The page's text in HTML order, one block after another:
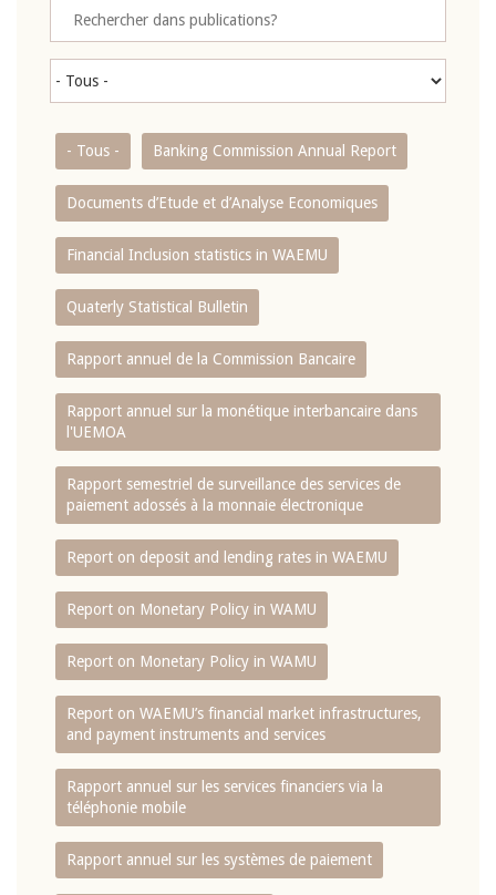
- Tous - Banking Commission Annual Report
Documents d’Etude et d’Analyse Economiques
Financial Inclusion statistics in WAEMU
Quaterly Statistical Bulletin
Rapport annuel de la Commission Bancaire
Rapport annuel sur la monétique interbancaire dans
l'UEMOA
Rapport semestriel de surveillance des services de
paiement adossés à la monnaie électronique
Report on deposit and lending rates in WAEMU
Report on Monetary Policy in WAMU
Report on Monetary Policy in WAMU
Report on WAEMU’s financial market infrastructures,
and payment instruments and services
Rapport annuel sur les services financiers via la
téléphonie mobile
Rapport annuel sur les systèmes de paiement